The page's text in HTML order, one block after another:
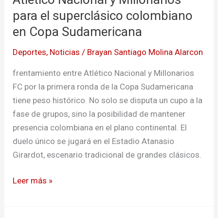
para el superclásico colombiano
en Copa Sudamericana
Deportes, Noticias / Brayan Santiago Molina Alarcon
frentamiento entre Atlético Nacional y Millonarios
FC por la primera ronda de la Copa Sudamericana
tiene peso histórico. No solo se disputa un cupo a la
fase de grupos, sino la posibilidad de mantener
presencia colombiana en el plano continental. El
duelo único se jugará en el Estadio Atanasio
Girardot, escenario tradicional de grandes clásicos.
Sudamericana
Leer más »